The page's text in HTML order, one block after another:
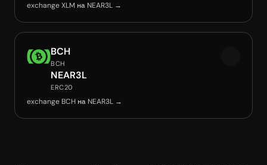
exchange XLM на NEAR3L →
BCH
BCH
NEAR3L
ERC20
exchange BCH на NEAR3L →